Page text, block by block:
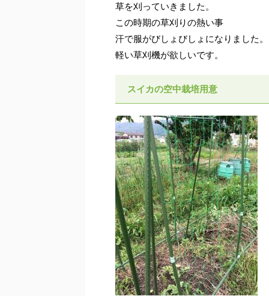
草を刈っていきました。
この時期の草刈りの熱い事
汗で服がびしょびしょになりました。
軽い草刈機が欲しいです。
スイカの空中栽培用意